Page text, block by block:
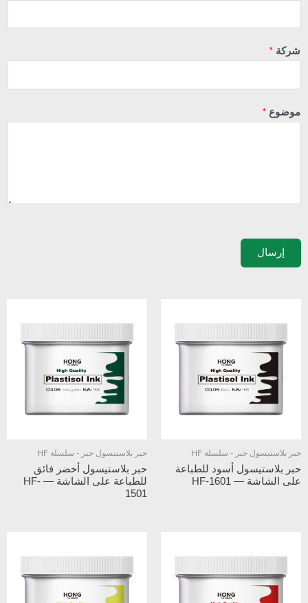
شركة *
موضوع *
إرسال
حبر بلاستيسول حبر - سلسلة HF
حبر بلاستيسول أسود للطباعة
على الشاشة — HF-1601
حبر بلاستيسول حبر - سلسلة HF
حبر بلاستيسول أخضر فائق
للطباعة على الشاشة — HF-
1501